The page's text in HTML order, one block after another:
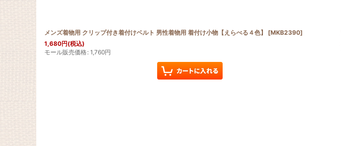
メンズ着物用 クリップ付き着付けベルト 男性着物用 着付け小物【えらべる４色】 [MKB2390]
1,680円(税込)
モール販売価格: 1,760円